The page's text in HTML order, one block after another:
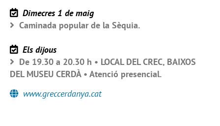
Dimecres 1 de maig
Caminada popular de la Sèquia.
Els dijous
De 19.30 a 20.30 h • LOCAL DEL CREC, BAIXOS
DEL MUSEU CERDÀ • Atenció presencial.
www.greccerdanya.cat